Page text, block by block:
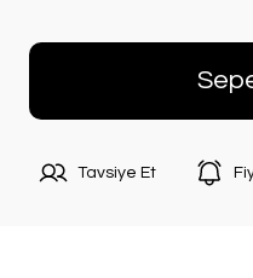
Tavsiye Et